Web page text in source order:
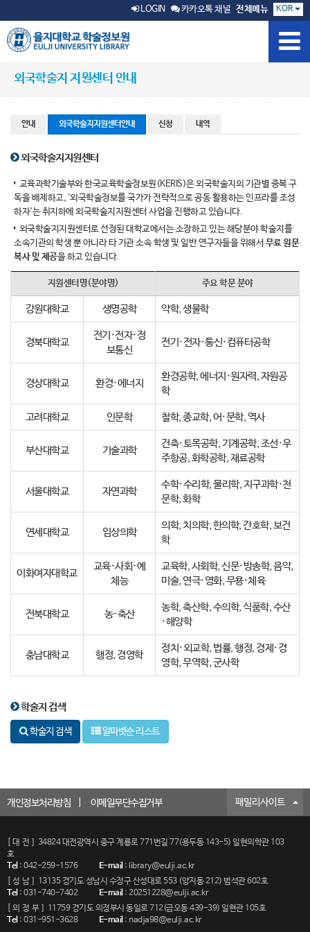
LOGIN 카카오톡 채널 전체메뉴 KOR
외국학술지 지원센터 안내
안내 외국학술지지원센터안내 신청 내역
외국학술지지원센터
교육과학기술부와 한국교육학술정보원(KERIS)은 외국학술지의 기관별 중복 구
독을 배제하고, '외국학술정보를 국가가 전략적으로 공동 활용하는 인프라를 조성
하자'는 취지하에 외국학술지지원센터 사업을 진행하고 있습니다.
외국학술지지원센터로 선정된 대학교에서는 소장하고 있는 해당분야 학술지를
소속기관의 학생 뿐 아니라 타 기관 소속 학생 및 일반 연구자들을 위해서 무료 원문
복사 및 제공을 하고 있습니다.
지원센터명(분야명) 주요 학문 분야
강원대학교 생명공학 약학, 생물학
경북대학교
전기·전자·정
보통신
전기·전자·통신·컴퓨터공학
경상대학교 환경·에너지
환경공학, 에너지·원자력, 자원공
학
고려대학교 인문학 철학, 종교학, 어·문학, 역사
부산대학교 기술과학
건축·토목공학, 기계공학, 조선·우
주항공, 화학공학, 재료공학
서울대학교 자연과학
수학·수리학, 물리학, 지구과학·천
문학, 화학
연세대학교 임상의학
의학, 치의학, 한의학, 간호학, 보건
학
이화여자대학교
교육·사회·예
체능
교육학, 사회학, 신문·방송학, 음악,
미술, 연극·영화, 무용·체육
전북대학교 농·축산
농학, 축산학, 수의학, 식품학, 수산
·해양학
충남대학교 행정, 경영학
정치·외교학, 법률, 행정, 경제·경
영학, 무역학, 군사학
학술지 검색
학술지 검색 알파벳순 리스트
개인정보처리방침 이메일무단수집거부 패밀리사이트
[대전]
34824 대전광역시 중구 계룡로 771번길 77(용두동 143-5) 일현의학관 103
호
Tel: 042-259-1576 E-mail: library@eulji.ac.kr
[성남]
13135 경기도 성남시 수정구 산성대로 553 (양지동 212) 범석관 602호
Tel: 031-740-7402 E-mail: 20251228@eulji.ac.kr
[의정부]
11759 경기도 의정부시 동일로 712(금오동 439-39) 일현관 105호
Tel: 031-951-3628 E-mail: nadja98@eulji.ac.kr